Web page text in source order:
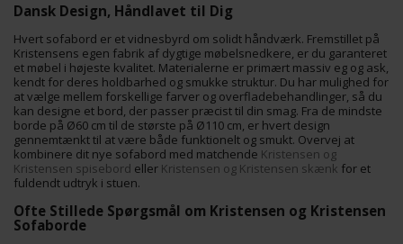
Dansk Design, Håndlavet til Dig
Hvert sofabord er et vidnesbyrd om solidt håndværk. Fremstillet på
Kristensens egen fabrik af dygtige møbelsnedkere, er du garanteret
et møbel i højeste kvalitet. Materialerne er primært massiv eg og ask,
kendt for deres holdbarhed og smukke struktur. Du har mulighed for
at vælge mellem forskellige farver og overfladebehandlinger, så du
kan designe et bord, der passer præcist til din smag. Fra de mindste
borde på Ø60 cm til de største på Ø110 cm, er hvert design
gennemtænkt til at være både funktionelt og smukt. Overvej at
kombinere dit nye sofabord med matchende Kristensen og
Kristensen spisebord eller Kristensen og Kristensen skænk for et
fuldendt udtryk i stuen.
Ofte Stillede Spørgsmål om Kristensen og Kristensen
Sofaborde